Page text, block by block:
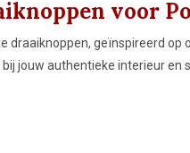
voor
draaiknoppen, geïnspireerd
jouw authentieke interieur en